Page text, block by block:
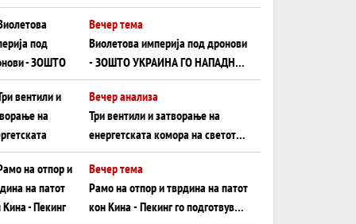
Вечер тема
Виолетова империја под дронови
- ЗОШТО УКРАИНА ГО НАПАДНА
РУСКИОТ WILDBERRIES
Вечер анализа
Три вентили и затворање на
енергетската комора на светот:
Нападот во Суец најавува
глобален енергетски инфаркт?
Вечер тема
Рамо на отпор и тврдина на патот
кон Кина - Пекинг го подготвува